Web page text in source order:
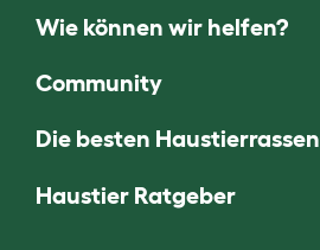
Wie können wir helfen?
Community
Die besten Haustierrassen
Haustier Ratgeber